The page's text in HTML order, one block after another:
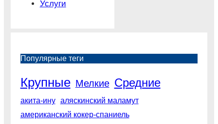
Услуги
Популярные теги
Крупные Мелкие Средние
акита-ину
аляскинский маламут
американский кокер-спаниель